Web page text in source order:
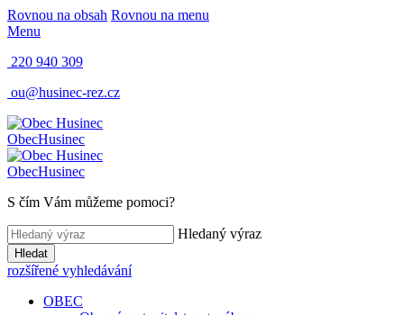
Rovnou na obsah Rovnou na menu
Menu
220 940 309
ou@husinec-rez.cz
ObecHusinec
ObecHusinec
S čím Vám můžeme pomoci?
Hledaný výraz
Hledat
rozšířené vyhledávání
OBEC